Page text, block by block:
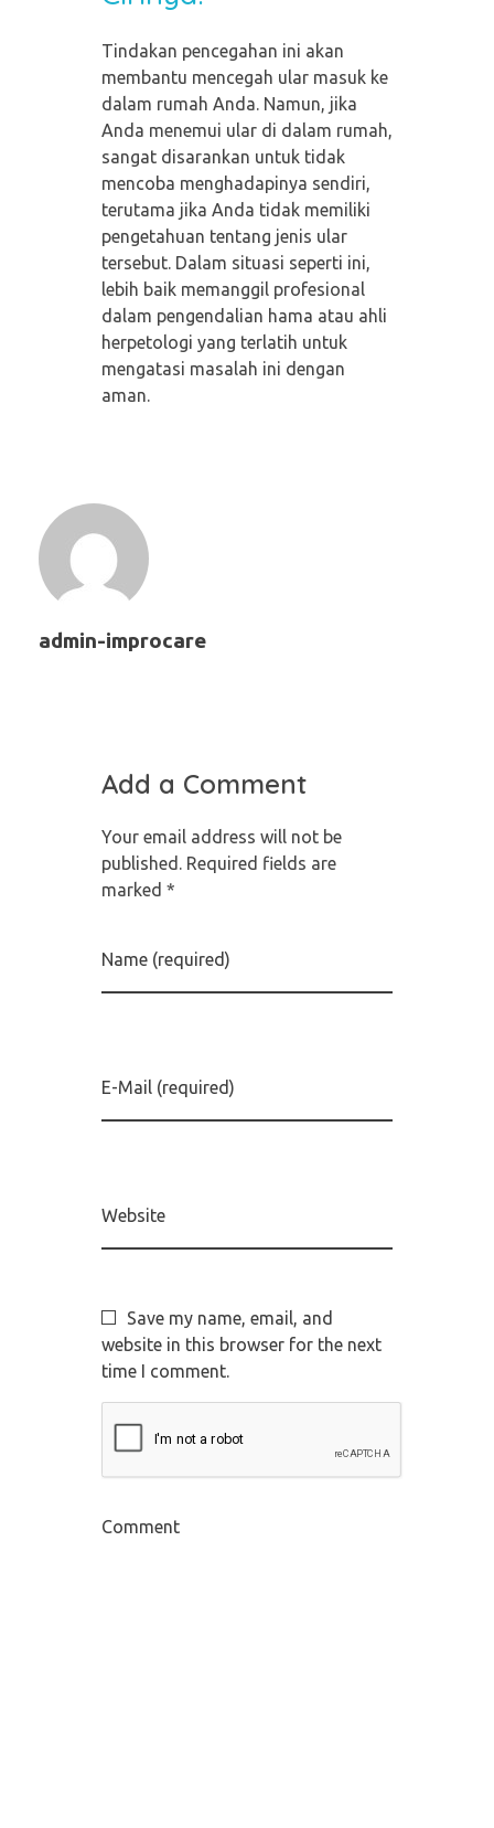
Tindakan pencegahan ini akan
membantu mencegah ular masuk ke
dalam rumah Anda. Namun, jika
Anda menemui ular di dalam rumah,
sangat disarankan untuk tidak
mencoba menghadapinya sendiri,
terutama jika Anda tidak memiliki
pengetahuan tentang jenis ular
tersebut. Dalam situasi seperti ini,
lebih baik memanggil profesional
dalam pengendalian hama atau ahli
herpetologi yang terlatih untuk
mengatasi masalah ini dengan
aman.
admin-improcare
Add a Comment
Your email address will not be
published. Required fields are
marked *
Name (required)
E-Mail (required)
Website
Save my name, email, and
website in this browser for the next
time I comment.
Comment